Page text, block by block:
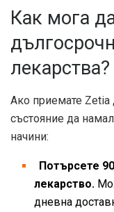
Как мога
лекарства?
Ако приемате Zetia
състояние да
начини:
Потърсете
лекарство.
дневна